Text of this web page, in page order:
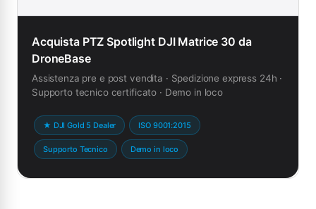
Acquista PTZ Spotlight DJI Matrice 30 da
DroneBase
Assistenza pre e post vendita · Spedizione express 24h ·
Supporto tecnico certificato · Demo in loco
★ DJI Gold 5 Dealer ISO 9001:2015
Supporto Tecnico Demo in loco